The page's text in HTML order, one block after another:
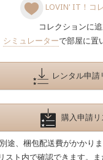
LOVIN' IT！コ
コレクションに追
シミュレーターで部屋に置
レンタル申
購入申請リ
途、梱包配送費がかかり
スト内で確認できます。